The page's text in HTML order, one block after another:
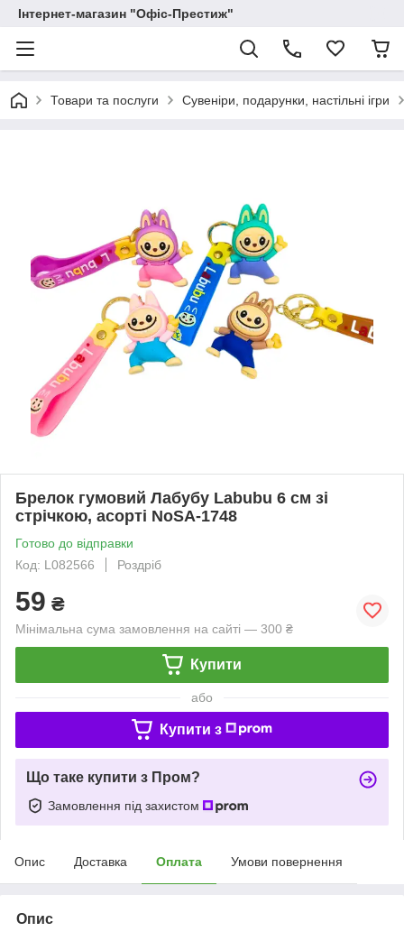
Інтернет-магазин "Офіс-Престиж"
Товари та послуги Сувеніри, подарунки, настільні ігри
Брелок гумовий Лабубу Labubu 6 см зі
стрічкою, асорті NoSA-1748
Готово до відправки
Код: L082566
Роздріб
59 ₴
Мінімальна сума замовлення на сайті — 300 ₴
Купити
або
Купити з
Що таке купити з Пром?
Замовлення під захистом
Опис Доставка Оплата Умови повернення
Опис